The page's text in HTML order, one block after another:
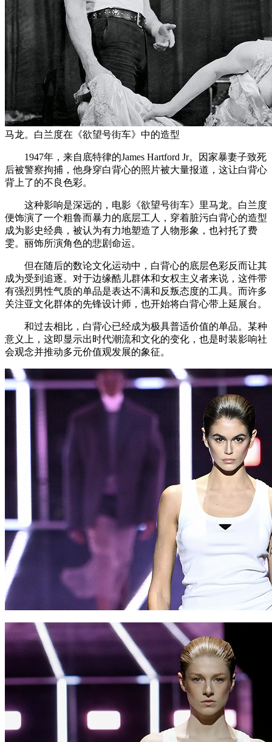
马龙。白兰度在《欲望号街车》中的造型
1947年，来自底特律的James Hartford Jr。因家暴妻子致死
后被警察拘捕，他身穿白背心的照片被大量报道，这让白背心
背上了的不良色彩。
这种影响是深远的，电影《欲望号街车》里马龙。白兰度
便饰演了一个粗鲁而暴力的底层工人，穿着脏污白背心的造型
成为影史经典，被认为有力地塑造了人物形象，也衬托了费
雯。丽饰所演角色的悲剧命运。
但在随后的数论文化运动中，白背心的底层色彩反而让其
成为受到追逐。对于边缘酷儿群体和女权主义者来说，这件带
有强烈男性气质的单品是表达不满和反叛态度的工具。而许多
关注亚文化群体的先锋设计师，也开始将白背心带上延展台。
和过去相比，白背心已经成为极具普适价值的单品。某种
意义上，这即显示出时代潮流和文化的变化，也是时装影响社
会观念并推动多元价值观发展的象征。